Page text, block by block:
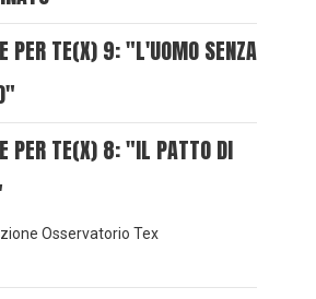
PER TE(X) 9: "L'UOMO SENZA
PER TE(X) 8: "IL PATTO DI
Osservatorio Tex